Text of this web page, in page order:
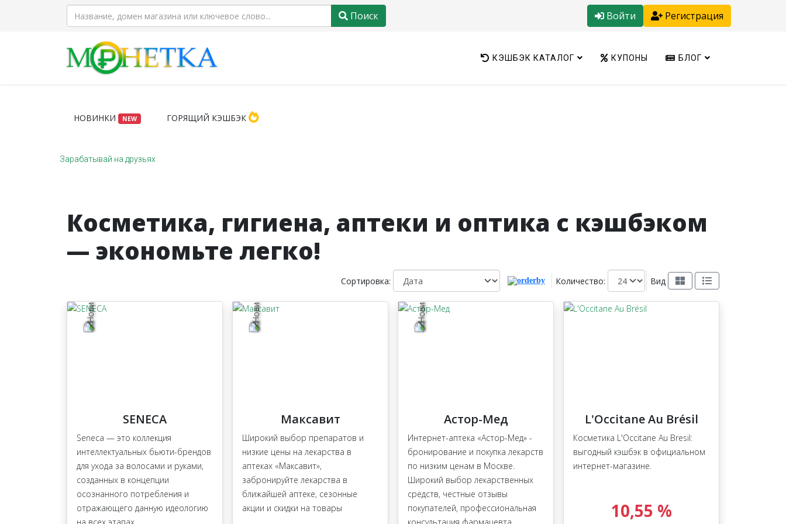
Поиск Войти Регистрация
КЭШБЭК КАТАЛОГ КУПОНЫ БЛОГ
НОВИНКИ NEW ГОРЯЩИЙ КЭШБЭК
Зарабатывай на друзьях
Косметика, гигиена, аптеки и оптика с кэшбэком
— экономьте легко!
Сортировка: Количество: Вид
SENECA
Seneca — это коллекция
интеллектуальных бьюти-брендов
для ухода за волосами и руками,
созданных в концепции
осознанного потребления и
отражающего данную идеологию
Максавит
Широкий выбор препаратов и
низкие цены на лекарства в
аптеках «Максавит»,
забронируйте лекарства в
ближайшей аптеке, сезонные
акции и скидки на товары
Астор-Мед
Интернет-аптека «Астор-Мед» -
бронирование и покупка лекарств
по низким ценам в Москве.
Широкий выбор лекарственных
средств, честные отзывы
покупателей, профессиональная
L'Occitane Au Brésil
Косметика L'Occitane Au Bresil:
выгодный кэшбэк в официальном
интернет-магазине.
10,55 %